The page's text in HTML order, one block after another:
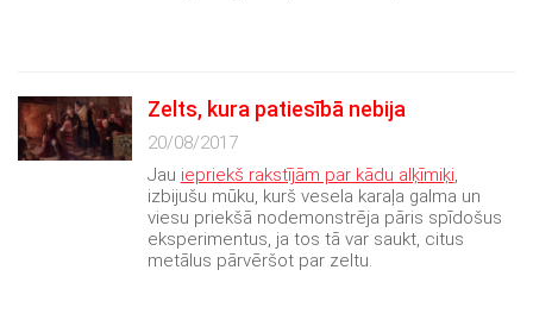
Zelts, kura patiesībā nebija
20/08/2017
Jau iepriekš rakstījām par kādu alķīmiķi,
izbijušu mūku, kurš vesela karaļa galma un
viesu priekšā nodemonstrēja pāris spīdošus
eksperimentus, ja tos tā var saukt, citus
metālus pārvēršot par zeltu.